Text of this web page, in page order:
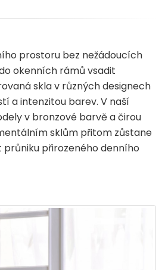
prostoru bez nežádoucích
okenních rámů vsadit
skla v různých designech
a intenzitou barev. V naší
v bronzové barvě a čirou
sklům přitom zůstane
průniku přirozeného denního